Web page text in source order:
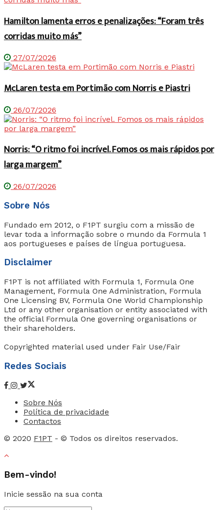
Hamilton lamenta erros e penalizações: “Foram três
corridas muito más”
27/07/2026
McLaren testa em Portimão com Norris e Piastri
26/07/2026
Norris: “O ritmo foi incrível. Fomos os mais rápidos por
larga margem”
26/07/2026
Sobre Nós
Fundado em 2012, o F1PT surgiu com a missão de
levar toda a informação sobre o mundo da Formula 1
aos portugueses e países de língua portuguesa.
Disclaimer
F1PT is not affiliated with Formula 1, Formula One
Management, Formula One Administration, Formula
One Licensing BV, Formula One World Championship
Ltd or any other organisation or entity associated with
the official Formula One governing organisations or
their shareholders.
Copyrighted material used under Fair Use/Fair
Redes Sociais
Sobre Nós
Política de privacidade
Contactos
© 2020 F1PT - © Todos os direitos reservados.
Bem-vindo!
Inicie sessão na sua conta